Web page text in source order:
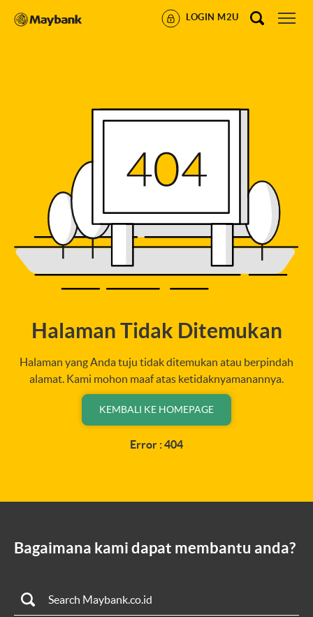
LOGIN M2U
Halaman Tidak Ditemukan
Halaman yang Anda tuju tidak ditemukan atau berpindah
alamat. Kami mohon maaf atas ketidaknyamanannya.
KEMBALI KE HOMEPAGE
Error : 404
Bagaimana kami dapat membantu anda?